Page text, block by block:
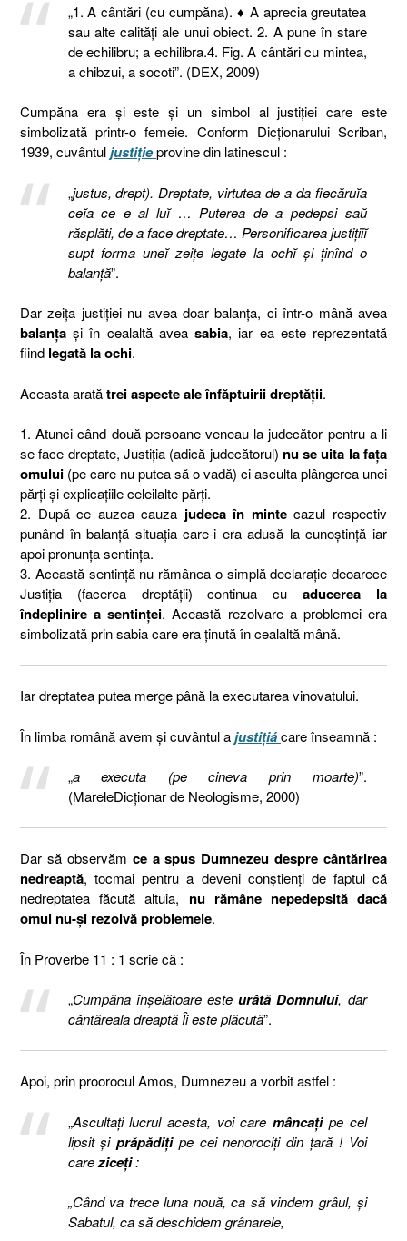
„1. A cântări (cu cumpăna). ♦ A aprecia greutatea
sau alte calități ale unui obiect. 2. A pune în stare
de echilibru; a echilibra.4. Fig. A cântări cu mintea,
a chibzui, a socoti”. (DEX, 2009)
Cumpăna era și este și un simbol al justiției care este
simbolizată printr-o femeie. Conform Dicționarului Scriban,
1939, cuvântuljustițieprovine din latinescul :
„justus, drept). Dreptate, virtutea de a da fiecăruĭa
ceĭa ce e al luĭ … Puterea de a pedepsi saŭ
răsplăti, de a face dreptate… Personificarea justițiiĭ
supt forma uneĭ zeițe legate la ochĭ și ținînd o
balanță”.
Dar zeița justiției nu avea doar balanța, ci într-o mână avea
balanța și în cealaltă aveasabia, iar ea este reprezentată
fiind legată la ochi.
Aceasta aratătrei aspecte ale înfăptuirii dreptății.
1. Atunci când două persoane veneau la judecător pentru a li
se face dreptate, Justiția (adică judecătorul) nu se uita la fața
omului (pe care nu putea să o vadă) ci asculta plângerea unei
părți și explicațiile celeilalte părți.
2. După ce auzea cauza judeca în mintecazul respectiv
punând în balanță situația care-i era adusă la cunoștință iar
apoi pronunța sentința.
3. Această sentință nu rămânea o simplă declarație deoarece
Justiția (facerea dreptății) continua cuaducerea la
îndeplinire a sentinței. Această rezolvare a problemei era
simbolizată prin sabia care era ținută în cealaltă mână.
Iar dreptatea putea merge până la executarea vinovatului.
În limba română avem și cuvântul ajustițiácare înseamnă :
„a executa (pe cineva prin moarte)”.
(MareleDicționar de Neologisme, 2000)
Dar să observăm ce a spus Dumnezeu despre cântărirea
nedreaptă, tocmai pentru a deveni conștienți de faptul că
nedreptatea făcută altuia, nu rămâne nepedepsită dacă
omul nu-și rezolvă problemele.
În Proverbe 11 : 1 scrie că :
„Cumpăna înşelătoare esteurâtă Domnului, dar
cântăreala dreaptă Îi este plăcută”.
Apoi, prin proorocul Amos, Dumnezeu a vorbit astfel :
„Ascultaţi lucrul acesta, voi caremâncaţipe cel
lipsit şiprăpădiţipe cei nenorociţi din ţară ! Voi
careziceţi:
„Când va trece luna nouă, ca să vindem grâul, şi
Sabatul, ca să deschidem grânarele,